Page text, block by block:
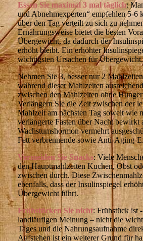
Essen Sie maximal 3 mal täglich:
und Abnehmexperten“ empfehlen 5-6
über den Tag verteilt zu sich zu
Ernährungsweise bietet die besten
Übergewicht, da dadurch der
erhöht bleibt. Ein erhöhter
wichtigsten Ursachen für Übergewicht.
Nehmen Sie 3, besser nur 2
während dieser Mahlzeiten
zwischen den Mahlzeiten ohne
Verlängern Sie die Zeit zwischen der
Mahlzeit am nächsten Tag soweit wie
verlängerte Fasten über Nacht bewirkt
Wachstumshormon vermehrt
Fett verbrennende sowie Anti-Aging-
Vermeiden Sie Snacks: Viele
den Hauptmahlzeiten Kuchen, Obst
zwischen durch. Diese
ebenfalls, dass der Insulinspiegel
Übergewicht führt.
Frühstücken Sie nicht: Frühstück ist
landläufigen Meinung – nicht die
Tages und die Nahrungsaufnahme
Aufstehen ist ein weiterer Grund für